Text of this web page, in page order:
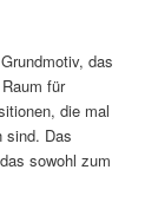
das
für
die mal
sind. Das
sowohl zum